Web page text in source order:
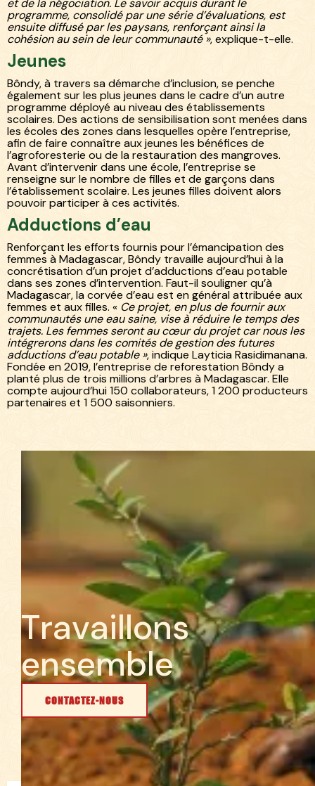
et de la négociation. Le savoir acquis durant le
programme, consolidé par une série d’évaluations, est
ensuite diffusé par les paysans, renforçant ainsi la
cohésion au sein de leur communauté », explique-t-elle.
Jeunes
Bôndy, à travers sa démarche d’inclusion, se penche
également sur les plus jeunes dans le cadre d’un autre
programme déployé au niveau des établissements
scolaires. Des actions de sensibilisation sont menées dans
les écoles des zones dans lesquelles opère l’entreprise,
afin de faire connaître aux jeunes les bénéfices de
l’agroforesterie ou de la restauration des mangroves.
Avant d’intervenir dans une école, l’entreprise se
renseigne sur le nombre de filles et de garçons dans
l’établissement scolaire. Les jeunes filles doivent alors
pouvoir participer à ces activités.
Adductions d’eau
Renforçant les efforts fournis pour l’émancipation des
femmes à Madagascar, Bôndy travaille aujourd’hui à la
concrétisation d’un projet d’adductions d’eau potable
dans ses zones d’intervention. Faut-il souligner qu’à
Madagascar, la corvée d’eau est en général attribuée aux
femmes et aux filles. « Ce projet, en plus de fournir aux
communautés une eau saine, vise à réduire le temps des
trajets. Les femmes seront au cœur du projet car nous les
intégrerons dans les comités de gestion des futures
adductions d’eau potable », indique Layticia Rasidimanana.
Fondée en 2019, l’entreprise de reforestation Bôndy a
planté plus de trois millions d’arbres à Madagascar. Elle
compte aujourd’hui 150 collaborateurs, 1 200 producteurs
partenaires et 1 500 saisonniers.
Travaillons
ensemble
CONTACTEZ-NOUS